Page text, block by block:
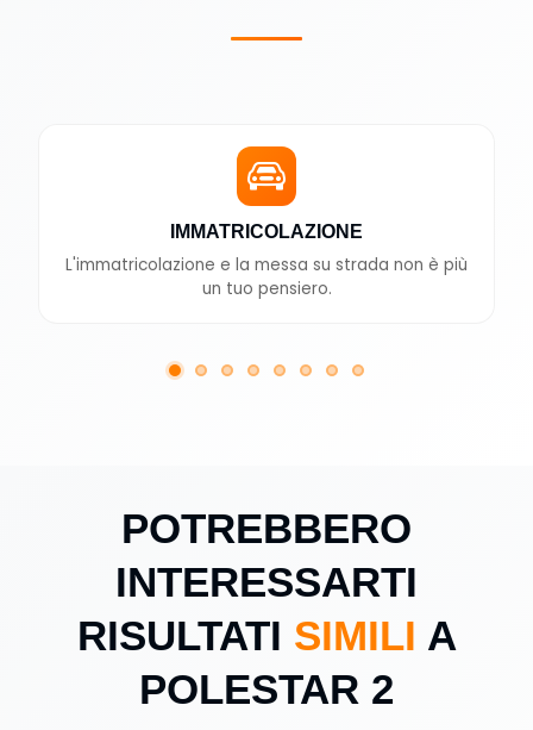
IMMATRICOLAZIONE
L'immatricolazione e la messa su strada non è più
un tuo pensiero.
POTREBBERO
INTERESSARTI
RISULTATI SIMILI A
POLESTAR 2